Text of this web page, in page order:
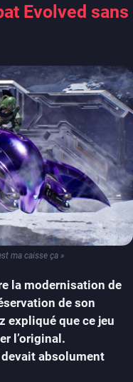
Evolved sans
ma caisse ça »
la modernisation de
de son
expliqué que ce jeu
l’original.
absolument